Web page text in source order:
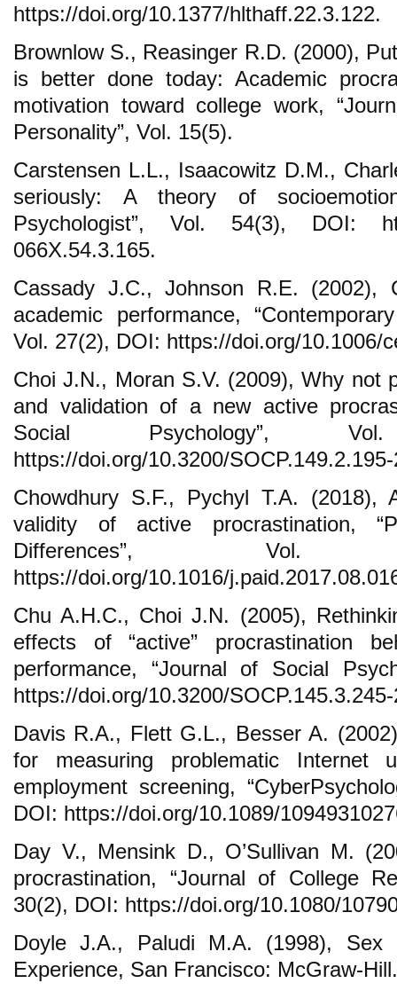
https://doi.org/10.1377/hlthaff.22.3.122.
Brownlow S., Reasinger R.D. (2000),
is better done today: Academic
motivation toward college work,
Personality”, Vol. 15(5).
Carstensen L.L., Isaacowitz D.M.,
seriously: A theory of
Psychologist”, Vol. 54(3), DOI:
066X.54.3.165.
Cassady J.C., Johnson R.E. (2002),
academic performance,
Vol. 27(2), DOI: https://doi.org/10.1006/
Choi J.N., Moran S.V. (2009), Why not
and validation of a new active
Social Psychology”,
https://doi.org/10.3200/
Chowdhury S.F., Pychyl T.A. (2018),
validity of active procrastination,
Differences”,
https://doi.org/10.1016/
Chu A.H.C., Choi J.N. (2005),
effects of “active” procrastination
performance, “Journal of Social
https://doi.org/10.3200/
Davis R.A., Flett G.L., Besser A.
for measuring problematic Internet
employment screening,
DOI: https://doi.org/10.1089/
Day V., Mensink D., O’Sullivan M.
procrastination, “Journal of College
30(2), DOI: https://doi.org/10.1080/
Doyle J.A., Paludi M.A. (1998), Sex
Experience, San Francisco: McGraw-Hill.